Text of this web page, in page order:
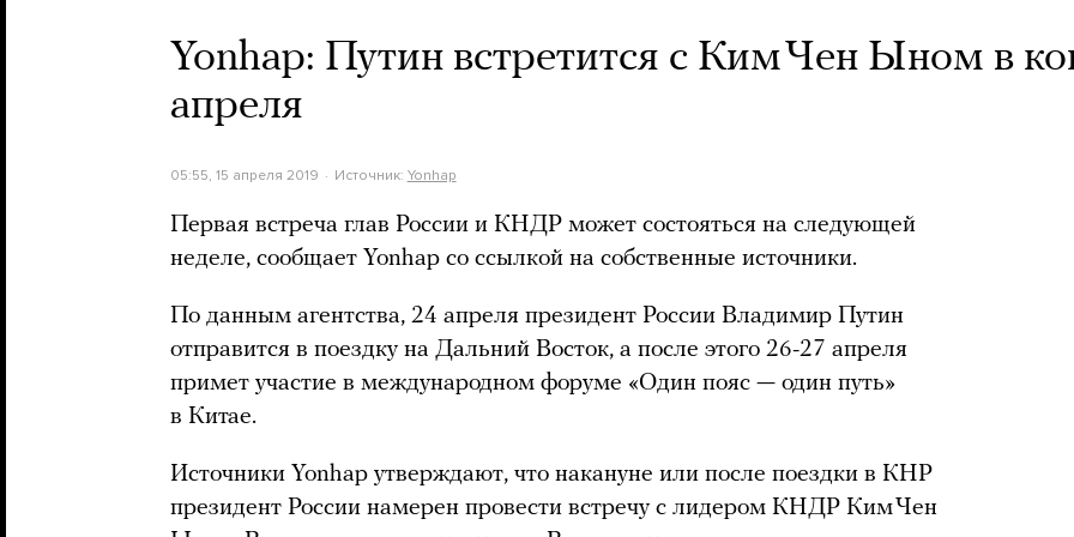
Yonhap: Путин встретится с Ким Чен Ыном в
апреля
05:55, 15 апреля 2019 Источник: Yonhap
Первая встреча глав России и КНДР может состояться на следующей
неделе, сообщает Yonhap со ссылкой на собственные источники.
По данным агентства, 24 апреля президент России Владимир Путин
отправится в поездку на Дальний Восток, а после этого 26-27 апреля
примет участие в международном форуме «Один пояс — один путь»
в Китае.
Источники Yonhap утверждают, что накануне или после поездки в КНР
президент России намерен провести встречу с лидером КНДР Ким Чен